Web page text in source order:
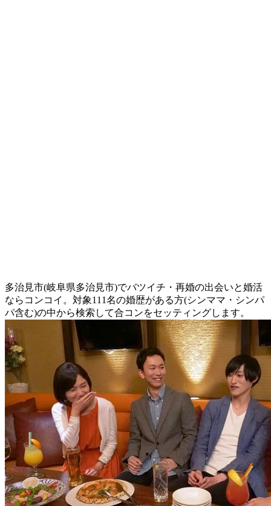
多治見市(岐阜県多治見市)でバツイチ・再婚の出会いと婚活
ならコンコイ。対象111名の婚歴がある方(シンママ・シンパ
パ含む)の中から検索して合コンをセッティングします。